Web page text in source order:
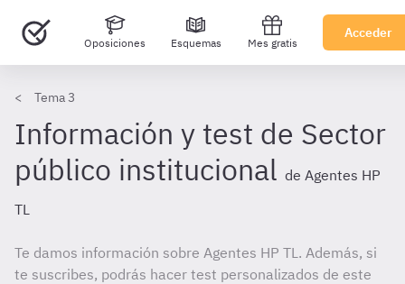
Oposiciones Esquemas Mes gratis
Acceder
Tema 3
Información y test de Sector
público institucional de Agentes HP
TL
Te damos información sobre Agentes HP TL. Además, si
te suscribes, podrás hacer test personalizados de este